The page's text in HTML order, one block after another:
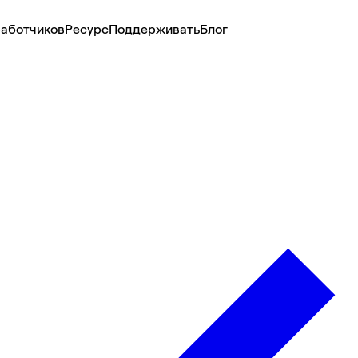
РесурсПоддерживатьБлог